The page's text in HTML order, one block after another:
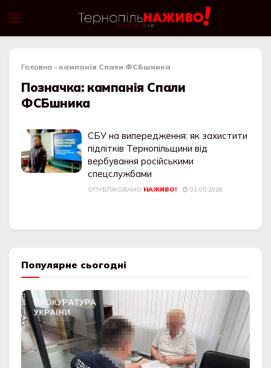
Головна » кампанія Спали ФСБшника
Позначка: кампанія Спали
ФСБшника
СБУ на випередження: як захистити
підлітків Тернопільщини від
вербування російськими
спецслужбами
ОПУБЛІКОВАНО НАЖИВО! 01.05.2026
Популярне сьогодні